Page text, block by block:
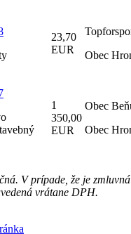
23,70
EUR
Obec
1
350,00
EUR
Obec
Obec
V prípade, že je
vrátane DPH.